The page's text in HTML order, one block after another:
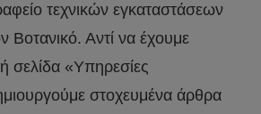
τεχνικών εγκαταστάσεων
Βοτανικό. Αντί να έχουμε
σελίδα «Υπηρεσίες
στοχευμένα άρθρα